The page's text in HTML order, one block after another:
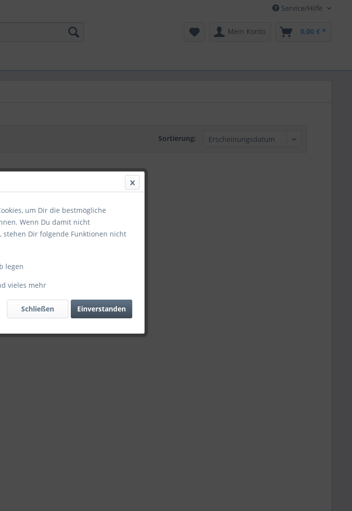
Service/Hilfe
Mein Konto 0,00 € *
Sortierung:
um Dir die bestmögliche
Wenn Du damit nicht
stehen Dir folgende Funktionen nicht
legen
vieles mehr
Einverstanden
Schließen